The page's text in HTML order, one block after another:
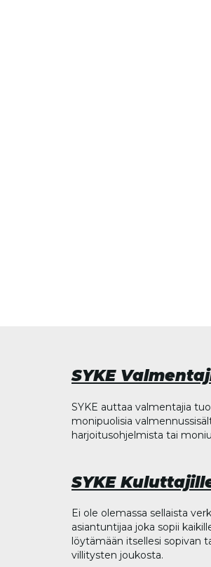
SYKE
SYKE auttaa valmentajia
monipuolisia
harjoitusohjelmista tai
SYKE
Ei ole olemassa sellaista
asiantuntijaa joka sopii
löytämään itsellesi sopivan
villitysten joukosta.